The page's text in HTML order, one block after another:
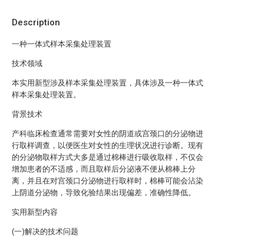
Description
一种一体式样本采集处理装置
技术领域
本实用新型涉及样本采集处理装置，具体涉及一种一体式
样本采集处理装置。
背景技术
产科临床检查通常需要对女性的阴道或宫颈口的分泌物进
行取样调查，以便医生对女性的生理状况进行诊断。现有
的分泌物取样方式大多是通过棉棒进行吸收取样，不仅会
增加患者的不适感，而且取样后分泌液不便从棉棒上分
离，并且在对宫颈口分泌物进行取样时，棉棒可能会沾染
上阴道分泌物，导致化验结果出现偏差，准确性降低。
实用新型内容
(一)解决的技术问题